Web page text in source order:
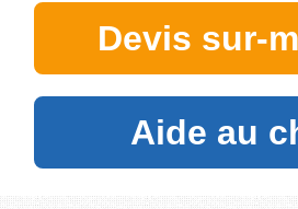
Devis sur-
Aide au